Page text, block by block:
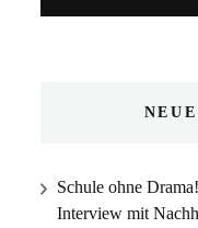
Schule ohne
Interview mit